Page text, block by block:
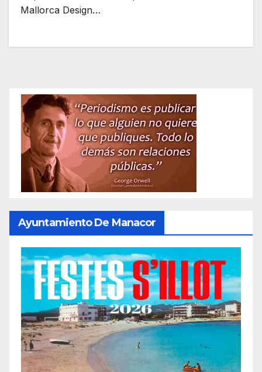
Mallorca Design…
Ayuntamiento De Manacor